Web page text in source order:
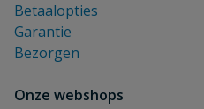
Betaalopties
Garantie
Bezorgen
Onze webshops